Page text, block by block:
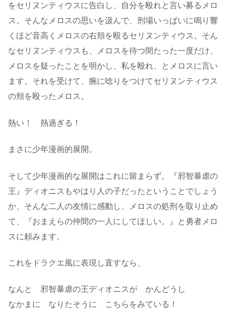
をセリヌンティウスに告白し、自分を殴れと言い募るメロ
ス。そんなメロスの思いを汲んで、刑場いっぱいに鳴り響
くほど音高くメロスの右頬を殴るセリヌンティウス。そん
なセリヌンティウスも、メロスを待つ間たった一度だけ、
メロスを疑ったことを明かし、私を殴れ、とメロスに言い
ます。それを受けて、腕に唸りをつけてセリヌンティウス
の頬を殴ったメロス。
熱い！ 熱過ぎる！
まさに少年漫画的展開。
そして少年漫画的な展開はこれに留まらず。『邪智暴虐の
王』ディオニスもやはり人の子だったということでしょう
か、そんな二人の友情に感動し、メロスの処刑を取り止め
て、『おまえらの仲間の一人にしてほしい。』と勇者メロ
スに頼みます。
これをドラクエ風に表現し直すなら、
なんと 邪智暴虐の王ディオニスが かんどうし
なかまに なりたそうに こちらをみている！